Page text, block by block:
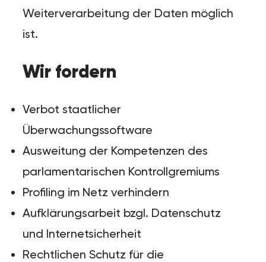
Weiterverarbeitung der Daten möglich
ist.
Wir fordern
Verbot staatlicher
Überwachungssoftware
Ausweitung der Kompetenzen des
parlamentarischen Kontrollgremiums
Profiling im Netz verhindern
Aufklärungsarbeit bzgl. Datenschutz
und Internetsicherheit
Rechtlichen Schutz für die